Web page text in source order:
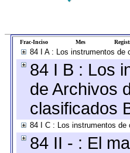
Frac-Inciso Mes
84 I A : Los instrumentos de
84 I B : Los
de Archivos
clasificados
84 I C : Los instrumentos de
84 II - : El